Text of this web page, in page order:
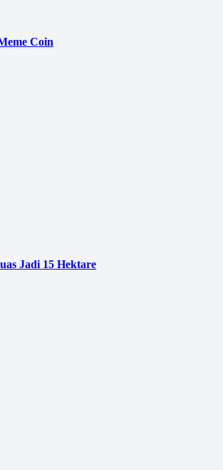
Coin
Jadi 15 Hektare